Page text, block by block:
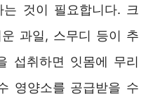
는 것이 필요합니다. 크
과일, 스무디 등이 추
섭취하면 잇몸에 무리
영양소를 공급받을 수